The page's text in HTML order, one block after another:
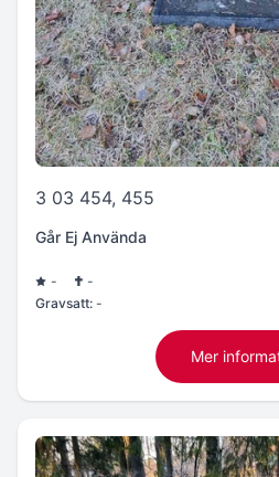
3 03 454, 455
Går Ej Använda
-
-
Gravsatt: -
Mer